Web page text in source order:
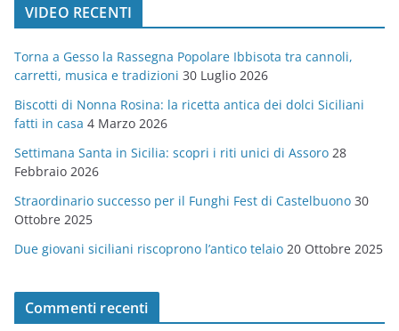
o
r
i
e
VIDEO RECENTI
Torna a Gesso la Rassegna Popolare Ibbisota tra cannoli,
carretti, musica e tradizioni 30 Luglio 2026
Biscotti di Nonna Rosina: la ricetta antica dei dolci Siciliani
fatti in casa 4 Marzo 2026
Settimana Santa in Sicilia: scopri i riti unici di Assoro 28
Febbraio 2026
Straordinario successo per il Funghi Fest di Castelbuono 30
Ottobre 2025
Due giovani siciliani riscoprono l’antico telaio 20 Ottobre 2025
Commenti recenti